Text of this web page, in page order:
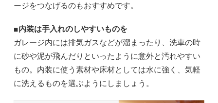
ージをつなげるのもおすすめです。
■内装は手入れのしやすいものを
ガレージ内には排気ガスなどが溜まったり、洗車の時
に砂や泥が飛んだりといったように意外と汚れやすい
もの。内装に使う素材や床材としては水に強く、気軽
に洗えるものを選ぶようにしましょう。